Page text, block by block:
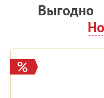
Выгодно